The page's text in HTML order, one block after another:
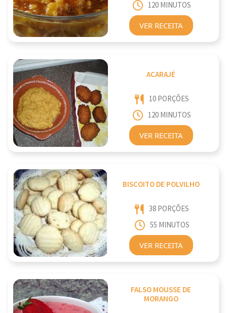
120 MINUTOS
VER RECEITA
ACARAJÉ
10 PORÇÕES
120 MINUTOS
VER RECEITA
BISCOITO DE POLVILHO
38 PORÇÕES
55 MINUTOS
VER RECEITA
FALSO MOUSSE DE
MORANGO